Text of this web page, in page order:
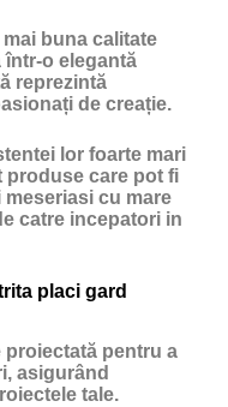
buna calitate
o elegantă
reprezintă
de creație.
lor foarte mari
produse care pot fi
cu mare
catre incepatori in
placi gard
proiectată pentru a
asigurând
tale.